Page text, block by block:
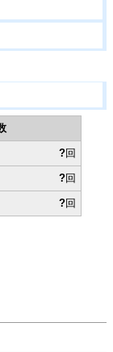
?回
?回
?回